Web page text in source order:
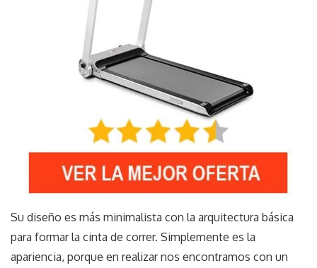
Su diseño es más minimalista con la arquitectura básica
para formar la cinta de correr. Simplemente es la
apariencia, porque en realizar nos encontramos con un